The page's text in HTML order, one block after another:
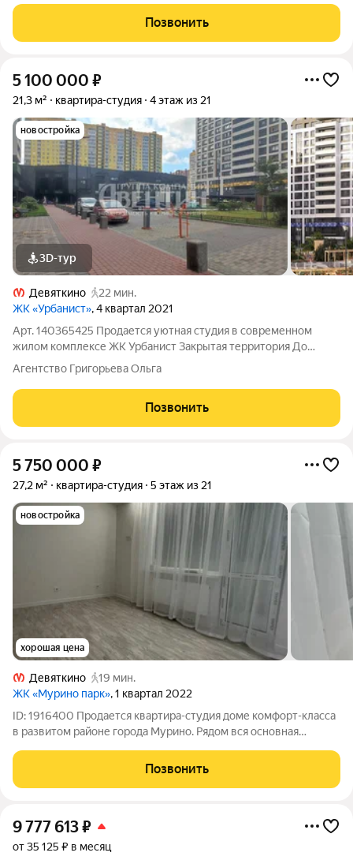
двоp, -теплые полы.
Позвонить
5 100 000 ₽
21,3 м² квартира-студия 4 этаж из 21
новостройка
3D-тур
Девяткино
22 мин.
ЖК «Урбанист», 4 квартал 2021
Арт. 140365425 Продается уютная студия в современном
жилом комплексе ЖК Урбанист Закрытая территория До
метро 20 мин пешком или 5 мин автобусом Застекленная
лоджия 2,72 м2
Агентство Григорьева Ольга
Позвонить
5 750 000 ₽
27,2 м² квартира-студия 5 этаж из 21
новостройка
хорошая цена
Девяткино
19 мин.
ЖК «Мурино парк», 1 квартал 2022
ID: 1916400 Продается квартира-студия доме комфорт-класса
в развитом районе города Мурино. Рядом вся основная
пекарни, фитнес, пукнты выдачи). Пешая доступность до
метро, при необходимости
Позвонить
9 777 613₽
от 35 125 ₽ в месяц